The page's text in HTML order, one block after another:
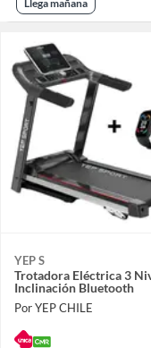
Llega mañana
YEP S
Trotadora Eléctrica 3
Inclinación Bluetooth
Por YEP CHILE